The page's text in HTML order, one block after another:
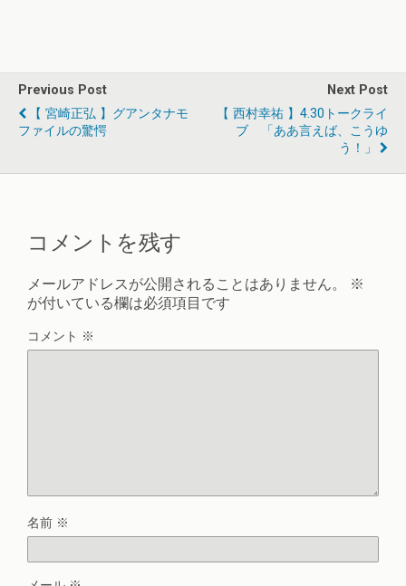
Previous Post
【 宮崎正弘 】グアンタナモ
ファイルの驚愕
Next Post
【 西村幸祐 】4.30トークライ
ブ 「ああ言えば、こうゆ
う！」
コメントを残す
メールアドレスが公開されることはありません。
※
が付いている欄は必須項目です
コメント ※
名前 ※